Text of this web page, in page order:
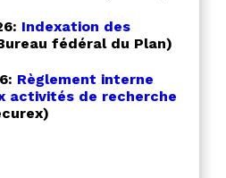
Indexation des
fédéral du Plan)
Règlement interne
activités de recherche